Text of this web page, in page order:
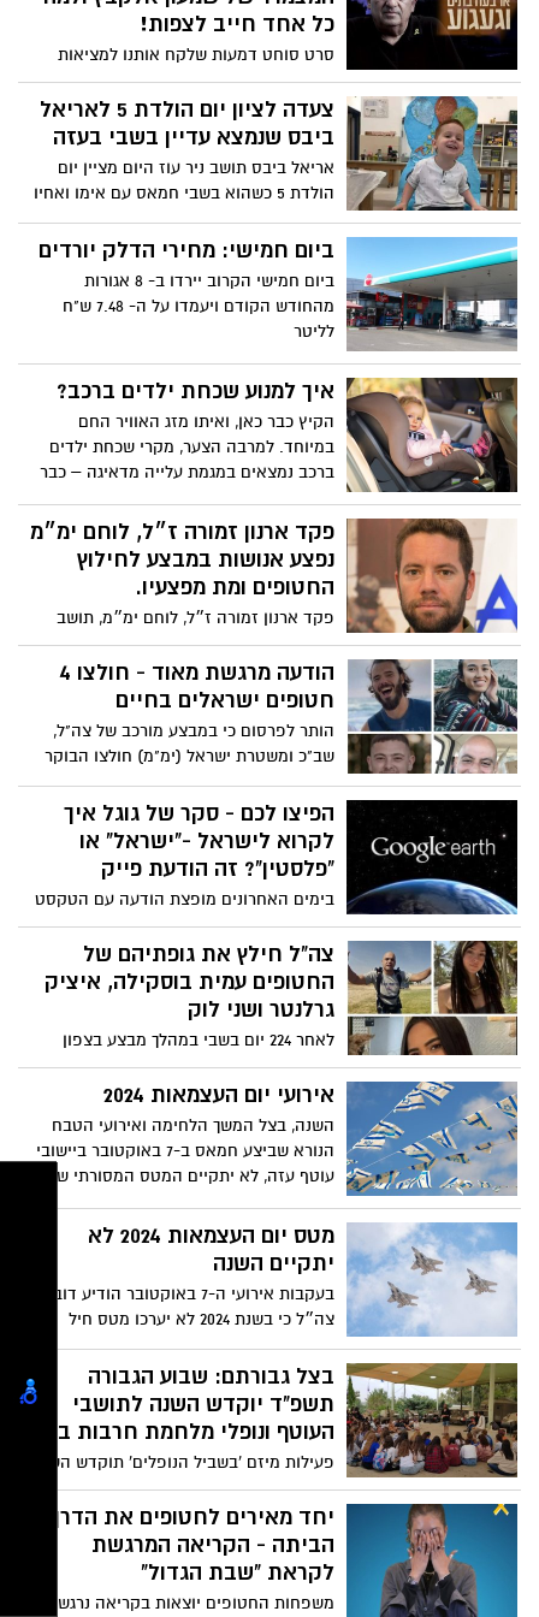
נירים, שנחטף ונרצח ביוני האחרון, לאחר
פורסם במסגרת הטרור הפסיכולוגי של
בחזרה לישראל. יהי זכרם ברוך
כל אחד חייב לצפות!
סרט סוחט דמעות שלקח אותנו למציאות
בלתי נתפסת שקרתה באמת ואנחנו עדין לא
מצליחים להבין - איך זה יכול להיות? משפחת
אלקבץ עזבה לפני כ 4 שנים את אשדוד
שמעון אלקבץ, מפקד גלי צה"ל לשעבר,
ואשתו ענתי שכלו את בתם סיון שנרצחה עם
בסרטו המרגש - "ארבעה בתים וגעגוע" לוקח
אותנו אלקבץ למסע למציאת תשובות
לשאלות שנותרו פתוחות מאותה השבת
זה קרה לנו ואיך הצבא לא היה ערוך לתרחיש
האימה? מהי התשובה היחידה שקיבלנו
מהסרט החשוב כל כך?
צעדה לציון יום הולדת 5 לאריאל
ביבס שנמצא עדיין בשבי בעזה
אריאל ביבס תושב ניר עוז היום מציין יום
הולדת 5 כשהוא בשבי חמאס עם אימו ואחיו
הקטן כפיר. ילד קטן ותמים שאוהב את
באטמן ובמקום לחגוג עם החברים והמשפחה
חודשים. והעולם שותק.
ביום חמישי: מחירי הדלק יורדים
ביום חמישי הקרוב יירדו ב- 8 אגורות
מהחודש הקודם ויעמדו על ה- 7.48 ש"ח
לליטר
איך למנוע שכחת ילדים ברכב?
הקיץ כבר כאן, ואיתו מזג האוויר החם
במיוחד. למרבה הצער, מקרי שכחת ילדים
ברכב נמצאים במגמת עלייה מדאיגה – כבר
ארגון "ידידים" נותנים כמה טיפים חשובים
שיעזרו להימנע ממקרים כאלה, ומה הכי חשוב
לעשות אם זה בכל זאת קורה.
פקד ארנון זמורה ז״ל, לוחם ימ״מ
נפצע אנושות במבצע לחילוץ
החטופים ומת מפצעיו.
פקד ארנון זמורה ז״ל, לוחם ימ״מ, תושב
שדה דוד מועצה אזורית לכיש נשוי ואב
לשניים, נפצע אנושות במבצע לחילוץ
החטופים ומת מפצעיו. ארנון היה מפקד הכוח
ושילם בחייו. ב7 באוקטובר הוא יצא מביתו
היישר לקיבוץ יד מרדכי ונלחם בכל הקרבות
הודעה מרגשת מאוד - חולצו 4
חטופים ישראלים בחיים
הותר לפרסום כי במבצע מורכב של צה"ל,
שב"כ ומשטרת ישראל (ימ"מ) חולצו הבוקר
(ש׳) ארבעה חטופים ישראלים, נועה ארגמני
(25), אלמוג מאיר (21), אנדרי קוזלוב (27)
ושלומי זיו (40), אשר נחטפו על ידי חמאס
באוקטובר. החטופים חולצו על ידי לוחמי
שב״כ וימ״מ משני איתורים שונים במבצע
בלב נוציאראת. מצבם הרפואי תקין והם
הועברו להמשך בדיקות רפואיות במרכז
הרפואי ‘שיבא׳ תל השומר. כוחות הביטחון
ימשיכו לפעול בכלל המאמצים להשבת
החטופים.
הפיצו לכם - סקר של גוגל איך
לקרוא לישראל -"ישראל" או
"פלסטין"? זה הודעת פייק
בימים האחרונים מופצת הודעה עם הטקסט
"גוגל השיקה הצבעה להוספת השם 'ישראל'
או 'פלסטין' למפת Google Earth", עם קישור
לאתר שבו ניתן להצביע לישראל או לפלסטין.
palestine.com מציג כביכול סקר בין-לאומי
שבו ניתן להצביע בעד ישראל או בעד פלסטין.
מספר ההצבעות היומי. ההודעה רצה חזק
מאוד בקרב הישראלים שמאוד חשוב להם
לסייע להסברה של ישראל, רק שהפעם המסר
ההזוי הזה, לא באמת מתקיים
צה"ל חילץ את גופתיהם של
החטופים עמית בוסקילה, איציק
גרלנטר ושני לוק
לאחר 224 יום בשבי במהלך מבצע בצפון
רצועת עזה היום (שישי) אותרו גופתויהם של
ארבעה החטופים שלושה מבין החטופים
שגופותיהם הובאו בחזרה לישראל היו עד
היום בסטטוס של ׳חטוף חי׳. החטופים
שחולצו הם עמית בוסקילה תושבת אשדוד בת
אירועי יום העצמאות 2024
השנה, בצל המשך הלחימה ואירועי הטבח
הנורא שביצע חמאס ב-7 באוקטובר ביישובי
עוטף עזה, לא יתקיים המטס המסורתי של
מצטייני הנשיא, חידון התנ"ך ופרס ישראל
מטס יום העצמאות 2024 לא
יתקיים השנה
בעקבות אירועי ה-7 באוקטובר הודיע דובר
צה״ל כי בשנת 2024 לא יערכו מטס חיל
האוויר, משט חיל הים ובסיסי צה״ל לא יפתחו
את שעריהם לציבור כמדי שנה שר הביטחון
יואב גלנט והרמטכ"ל הרצי הלוי החליטו שלא
לקיים השנה את המטס, לפי דובר צה"ל, זאת
"לאור מיקוד הצבא במלחמה ובהתאם
להמלצת מפקד חיל הים ומפקד חיל האוויר".
בצל גבורתם: שבוע הגבורה
תשפ"ד יוקדש השנה לתושבי
העוטף ונופלי מלחמת חרבות ברזל
פעילות מיזם 'בשביל הנופלים' תוקדש השנה
לנופלי מלחמת 'חרבות ברזל' ותושבי העוטף,
כך שבכל יום במהלך שבוע הגבורה יוצע סיור
באזור עוטף עזה, בהובלת אלופים במיל' יחד
עם נציגי עם משפחות נופלים מעוטף עזה
והמלחמה
יחד מאירים לחטופים את הדרך
הביתה - הקריאה המרגשת
לקראת "שבת הגדול"
משפחות החטופים יוצאות בקריאה נרגשת